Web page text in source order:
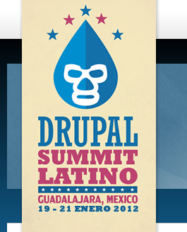
DRUPAL
SUMMIT
LATINO,
GUADALAJARA
2012